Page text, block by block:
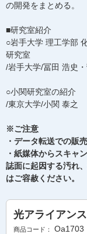
の開発をまとめる。
■研究室紹介
○岩手大学 理工学部
研究室
/岩手大学/冨田 浩史
○小関研究室の紹介
/東京大学/小関 泰之
※ご注意
・データ転送での販
・紙媒体からスキャ
誌面に起因する汚れ
はご容赦ください。
光アライアン
商品コード： Oa1703